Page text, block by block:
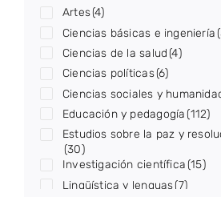
Artes(4)
Ciencias básicas e ingeniería
Ciencias de la salud(4)
Ciencias políticas(6)
Ciencias sociales y
Educación y pedagogía(112)
Estudios sobre la paz y
(30)
Investigación científica(15)
Lingüística y lenguas(7)